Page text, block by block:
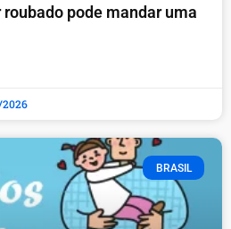
pode mandar uma
BRASIL